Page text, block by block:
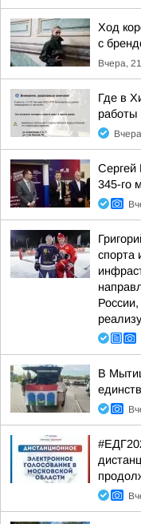
Ход
с
Вчера,
Где в
работы
Сергей
345-го
спорта
В